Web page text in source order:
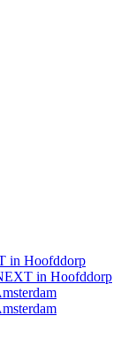
in Hoofddorp
in Hoofddorp